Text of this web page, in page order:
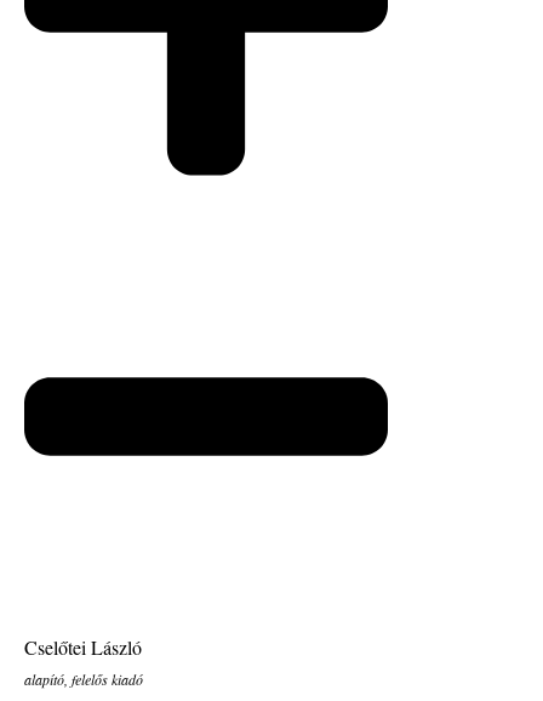
Cselőtei László
alapító, felelős kiadó